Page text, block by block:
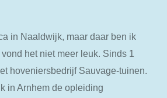
in Naaldwijk, maar daar ben ik
het niet meer leuk. Sinds 1
hoveniersbedrijf Sauvage-tuinen.
in Arnhem de opleiding